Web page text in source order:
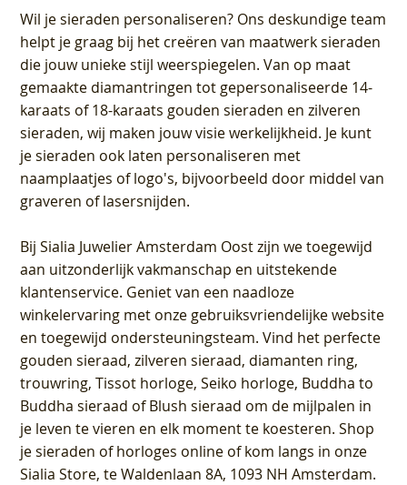
Wil je sieraden personaliseren? Ons deskundige team
helpt je graag bij het creëren van maatwerk sieraden
die jouw unieke stijl weerspiegelen. Van op maat
gemaakte diamantringen tot gepersonaliseerde 14-
karaats of 18-karaats gouden sieraden en zilveren
sieraden, wij maken jouw visie werkelijkheid. Je kunt
je sieraden ook laten personaliseren met
naamplaatjes of logo's, bijvoorbeeld door middel van
graveren of lasersnijden.
BijSialia Juwelier Amsterdam Oostzijn we toegewijd
aan uitzonderlijk vakmanschap en uitstekende
klantenservice. Geniet van een naadloze
winkelervaring met onze gebruiksvriendelijke website
en toegewijd ondersteuningsteam. Vind het perfecte
gouden sieraad, zilveren sieraad, diamanten ring,
trouwring, Tissot horloge, Seiko horloge, Buddha to
Buddha sieraad of Blush sieraad om de mijlpalen in
je leven te vieren en elk moment te koesteren. Shop
je sieraden of horloges online of kom langs in onze
Sialia Store, te Waldenlaan 8A, 1093 NH Amsterdam.